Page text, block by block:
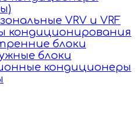
VRV и VRF
кондиционирования
блоки
блоки
кондиционеры